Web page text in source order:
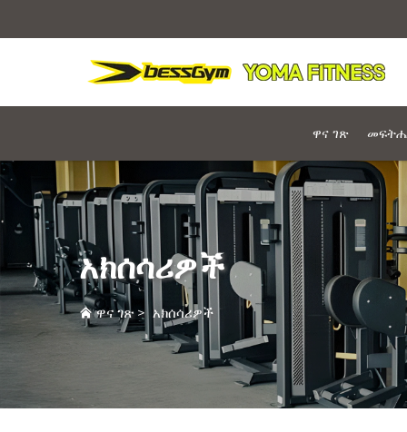
ዋና ገጽ መፍትሔ
አክሰሳሪዎች
ዋና ገጽ> አክሰሳሪዎች